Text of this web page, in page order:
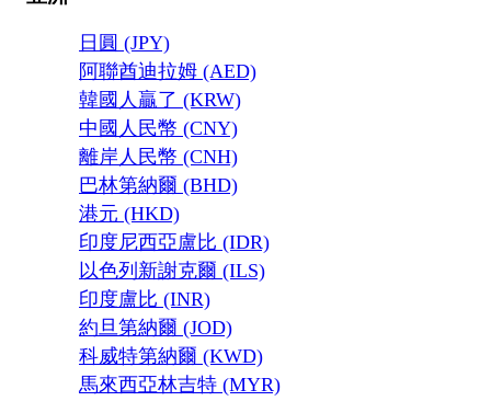
日圓 (JPY)
阿聯酋迪拉姆 (AED)
韓國人贏了 (KRW)
中國人民幣 (CNY)
離岸人民幣 (CNH)
巴林第納爾 (BHD)
港元 (HKD)
印度尼西亞盧比 (IDR)
以色列新謝克爾 (ILS)
印度盧比 (INR)
約旦第納爾 (JOD)
科威特第納爾 (KWD)
馬來西亞林吉特 (MYR)